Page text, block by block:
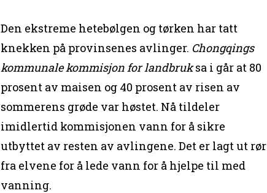
Den ekstreme hetebølgen og tørken har tatt
knekken på provinsenes avlinger. Chongqings
kommunale kommisjon for landbruksa i går at 80
prosent av maisen og 40 prosent av risen av
sommerens grøde var høstet. Nå tildeler
imidlertid kommisjonen vann for å sikre
utbyttet av resten av avlingene. Det er lagt ut rør
fra elvene for å lede vann for å hjelpe til med
vanning.